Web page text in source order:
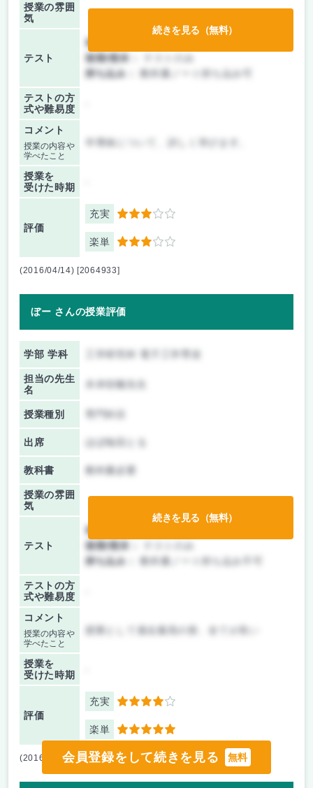
会員登録をして続きを見る 無料
授業の雰囲
気
テスト
前期/中間：
後期/期末：
持ち込み：
教科書ノート持ち込み可
テストの方
式や難易度
コメント
授業の内容や
学べたこと
授業を
受けた時期
評価
充実 3
楽単 3
続きを見る（無料）
(2016/04/14) [2064933]
ぼー さんの授業評価
学部 学科
担当の先生
名
木本恒暢先生
授業種別
出席 ほぼ毎回とる
教科書 教科書必要
授業の雰囲
気
テスト
前期/中間：
後期/期末：
持ち込み：
教科書ノート持ち込み不可
テストの方
式や難易度
コメント
授業の内容や
学べたこと
授業として過去最高の形、全てが良い
授業を
受けた時期
評価
充実 4
楽単 5
続きを見る（無料）
(2016/03/21) [1987851]